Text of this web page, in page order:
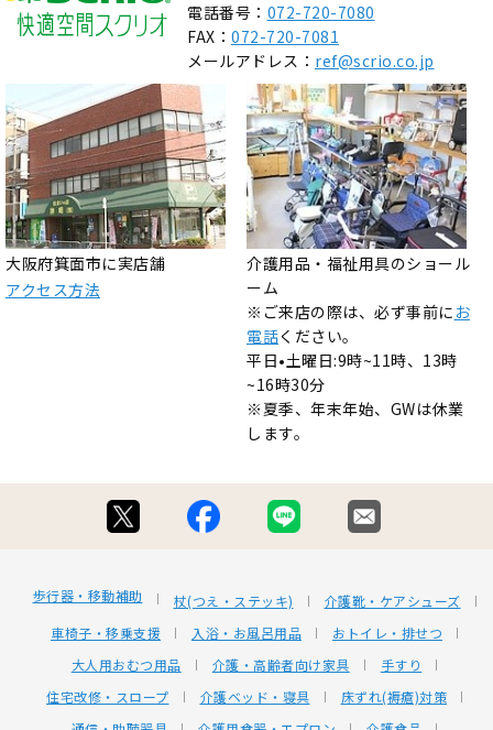
電話番号： 072-720-7080
FAX： 072-720-7081
メールアドレス： ref@scrio.co.jp
大阪府箕面市に実店舗
アクセス方法
介護用品・福祉用具のショール
ーム
※ご来店の際は、必ず事前に お
電話ください。
平日•土曜日:9時~11時、13時
~16時30分
※夏季、年末年始、GWは休業
します。
歩行器・移動補助 杖(つえ・ステッキ)
介護靴・ケアシューズ
車椅子・移乗支援
入浴・お風呂用品
おトイレ・排せつ
大人用おむつ用品
介護・高齢者向け家具
手すり
住宅改修・スロープ
介護ベッド・寝具
床ずれ(褥瘡)対策